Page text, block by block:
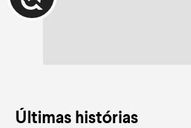
Últimas histórias